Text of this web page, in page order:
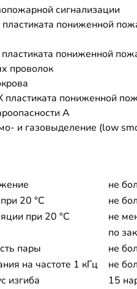
сигнализации
пониженной
пониженной
проволок
пониженной
A
и газовыделение (low
не
20 °С
не
при 20 °С
не
по
пары
не
на частоте 1 кГц
не
изгиба
15